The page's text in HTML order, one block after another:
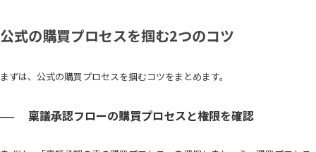
公式の購買プロセスを掴む2つのコツ
まずは、公式の購買プロセスを掴むコツをまとめます。
稟議承認フローの購買プロセスと権限を確認